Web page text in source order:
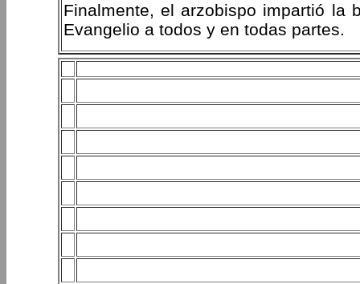
Finalmente, el arzobispo impartió la
Evangelio a todos y en todas partes.